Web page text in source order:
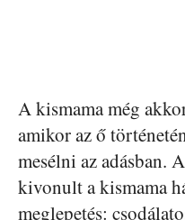
A kismama még
amikor az ő
mesélni az adásban.
kivonult a kismama
meglepetés: